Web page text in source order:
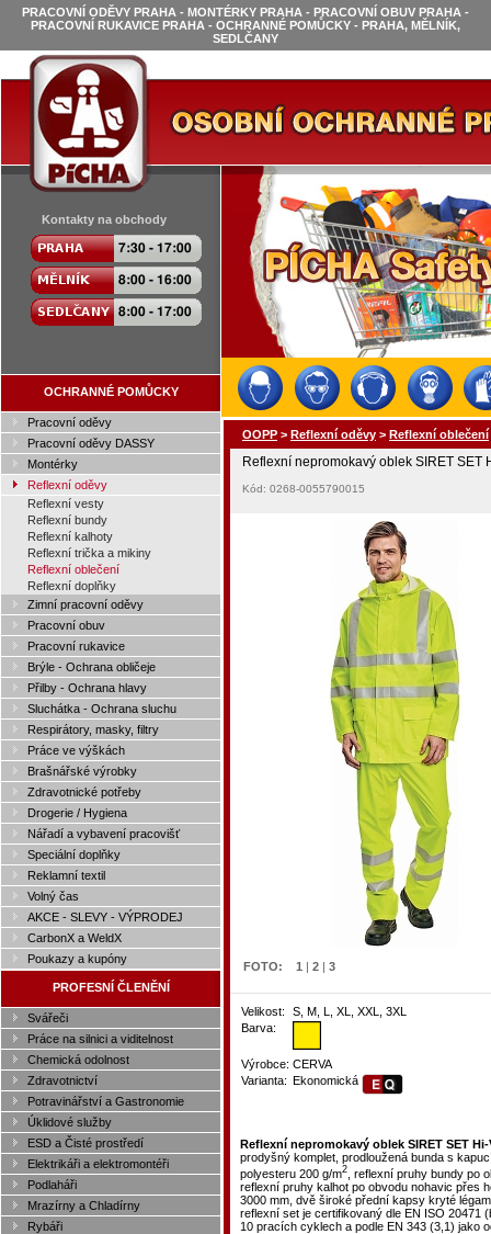
PRACOVNÍ ODĚVY PRAHA - MONTÉRKY PRAHA - PRACOVNÍ OBUV PRAHA -
PRACOVNÍ RUKAVICE PRAHA - OCHRANNÉ POMŮCKY - PRAHA, MĚLNÍK,
SEDLČANY
Kontakty na obchody
OCHRANNÉ POMŮCKY
Pracovní oděvy
Pracovní oděvy DASSY
Montérky
Reflexní oděvy
Reflexní vesty
Reflexní bundy
Reflexní kalhoty
Reflexní trička a mikiny
Reflexní oblečení
Reflexní doplňky
Zimní pracovní oděvy
Pracovní obuv
Pracovní rukavice
Brýle - Ochrana obličeje
Přilby - Ochrana hlavy
Sluchátka - Ochrana sluchu
Respirátory, masky, filtry
Práce ve výškách
Brašnářské výrobky
Zdravotnické potřeby
Drogerie / Hygiena
Nářadí a vybavení pracovišť
Speciální doplňky
Reklamní textil
Volný čas
AKCE - SLEVY - VÝPRODEJ
CarbonX a WeldX
Poukazy a kupóny
PROFESNÍ ČLENĚNÍ
Svářeči
Práce na silnici a viditelnost
Chemická odolnost
Zdravotnictví
Potravinářství a Gastronomie
Úklidové služby
ESD a Čisté prostředí
Elektrikáři a elektromontéři
Podlaháři
Mrazírny a Chladírny
Rybáři
OOPP > Reflexní oděvy > Reflexní oblečení
Reflexní nepromokavý oblek SIRET SET
Kód: 0268-0055790015
FOTO: 1 | 2 | 3
Velikost:
S, M, L, XL, XXL, 3XL
Barva:
Výrobce: CERVA
Varianta: Ekonomická
Reflexní nepromokavý oblek SIRET SET
prodyšný komplet, prodloužená bunda s
polyesteru 200 g/m2 , reflexní pruhy bundy po
reflexní pruhy kalhot po obvodu nohavic přes
3000 mm, dvě široké přední kapsy kryté
reflexní set je certifikovaný dle EN ISO 20471
10 pracích cyklech a podle EN 343 (3,1) jako